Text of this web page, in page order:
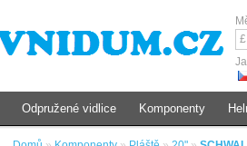
£
Odpružené vidlice Komponenty